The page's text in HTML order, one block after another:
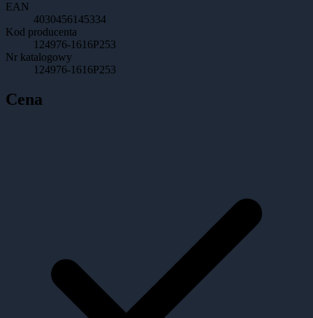
EAN
4030456145334
Kod producenta
124976-1616P253
Nr katalogowy
124976-1616P253
Cena